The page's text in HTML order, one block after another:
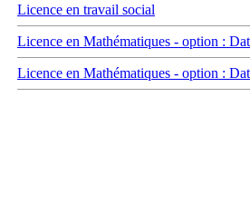
Licence en travail social
Licence en Mathématiques - option :
Licence en Mathématiques - option :